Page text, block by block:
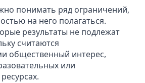
понимать ряд ограничений,
на него полагаться.
результаты не подлежат
считаются
общественный интерес,
или